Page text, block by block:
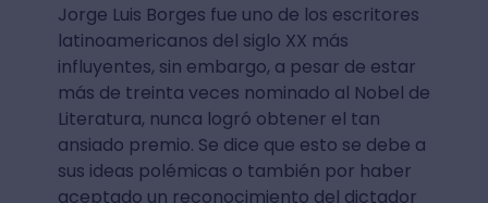
Jorge Luis Borges fue uno de los escritores
latinoamericanos del siglo XX más
influyentes, sin embargo, a pesar de estar
más de treinta veces nominado al Nobel de
Literatura, nunca logró obtener el tan
ansiado premio. Se dice que esto se debe a
sus ideas polémicas o también por haber
aceptado un reconocimiento del dictador